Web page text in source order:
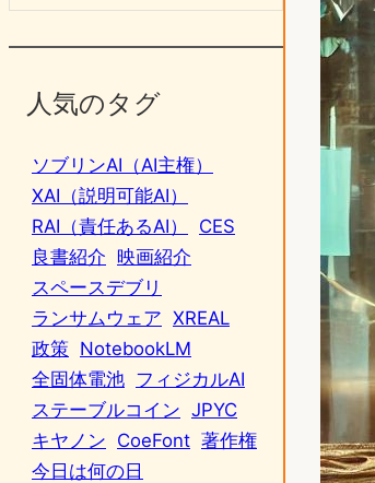
人気のタグ
ソブリンAI（AI主権）
XAI（説明可能AI）
RAI（責任あるAI）
CES
良書紹介 映画紹介
スペースデブリ
ランサムウェア XREAL
政策 NotebookLM
全固体電池 フィジカルAI
ステーブルコイン JPYC
キヤノン CoeFont 著作権
今日は何の日